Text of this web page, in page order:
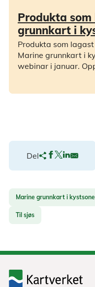
Produkta
grunnkart i
Produkta som
Marine grunnkart i
webinar i januar.
Del
Marine grunnkart i
Til sjøs